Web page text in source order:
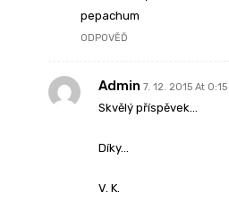
pepachum
ODPOVĚĎ
Admin 7. 12. 2015 At 0:15
Skvělý příspěvek…
Díky…
V. K.